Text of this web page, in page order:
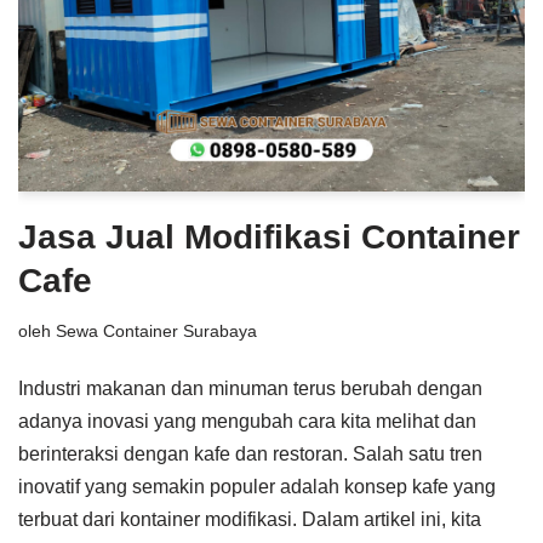
Jasa Jual Modifikasi Container
Cafe
oleh Sewa Container Surabaya
Industri makanan dan minuman terus berubah dengan
adanya inovasi yang mengubah cara kita melihat dan
berinteraksi dengan kafe dan restoran. Salah satu tren
inovatif yang semakin populer adalah konsep kafe yang
terbuat dari kontainer modifikasi. Dalam artikel ini, kita